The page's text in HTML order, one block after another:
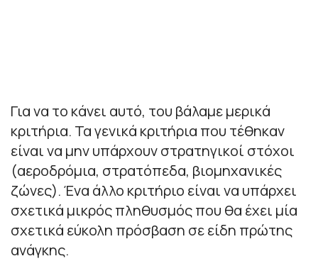
Για να το κάνει αυτό, του βάλαμε μερικά
κριτήρια. Τα γενικά κριτήρια που τέθηκαν
είναι να μην υπάρχουν στρατηγικοί στόχοι
(αεροδρόμια, στρατόπεδα, βιομηχανικές
ζώνες). Ένα άλλο κριτήριο είναι να υπάρχει
σχετικά μικρός πληθυσμός που θα έχει μία
σχετικά εύκολη πρόσβαση σε είδη πρώτης
ανάγκης.